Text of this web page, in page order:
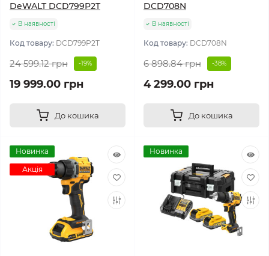
DeWALT DCD799P2T
В наявності
Код товару: DCD799P2T
24 599.12 грн -19%
19 999.00 грн
До кошика
DCD708N
В наявності
Код товару: DCD708N
6 898.84 грн -38%
4 299.00 грн
До кошика
Новинка
Акція
Новинка